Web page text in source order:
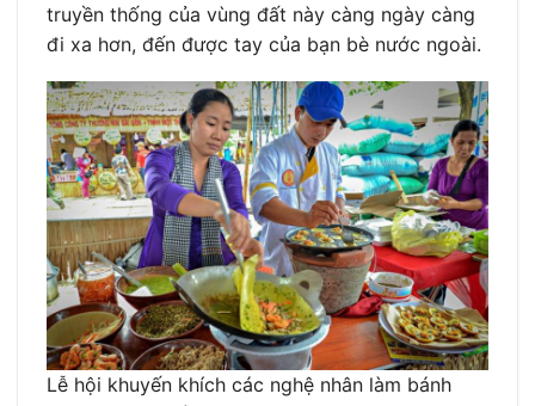
truyền thống của vùng đất này càng ngày càng
đi xa hơn, đến được tay của bạn bè nước ngoài.
Lễ hội khuyến khích các nghệ nhân làm bánh